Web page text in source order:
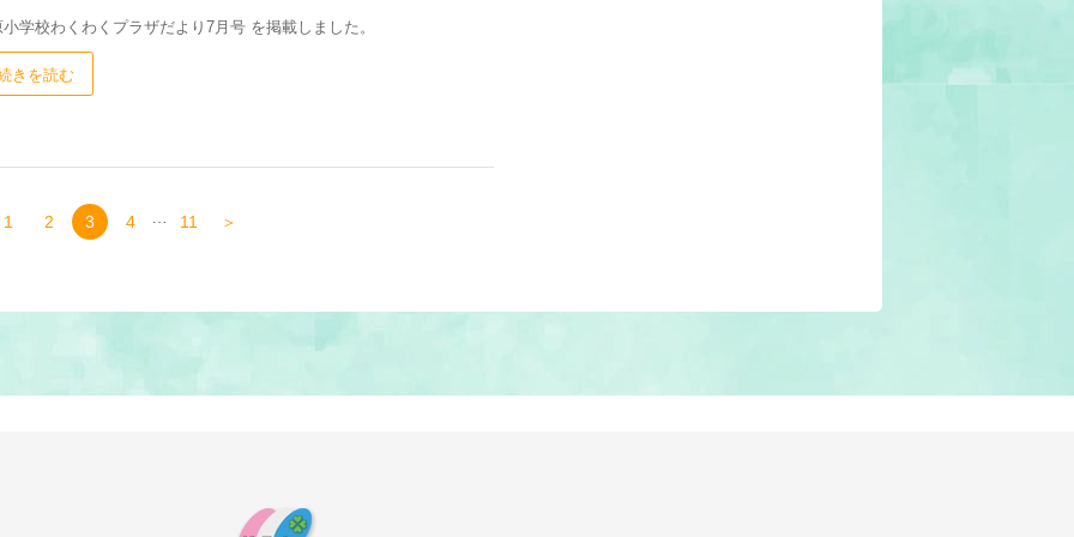
学校わくわくプラザだより7月号 を掲載しました。
きを読む
1 2 3 4 11 ＞